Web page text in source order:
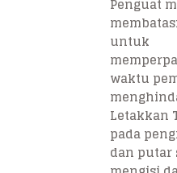
Penguat
untuk
waktu
Letakkan
pada
dan putar